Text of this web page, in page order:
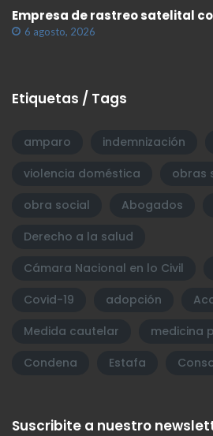
Empresa de rastreo satelital
6 agosto, 2026
Etiquetas / Tags
amparo indemnización
violencia doméstica
obras
obra social
Abogados
Derecho a la salud
Cámara Nacional en lo Civil
Covid-19
adopción
Medida cautelar
medicina
Condena
Estafa
Suscribite a nuestro